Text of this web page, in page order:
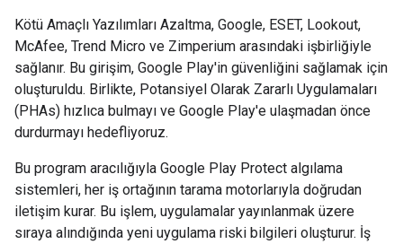
Kötü Amaçlı Yazılımları Azaltma, Google, ESET, Lookout,
McAfee, Trend Micro ve Zimperium arasındaki işbirliğiyle
sağlanır. Bu girişim, Google Play'in güvenliğini sağlamak için
oluşturuldu. Birlikte, Potansiyel Olarak Zararlı Uygulamaları
(PHAs) hızlıca bulmayı ve Google Play'e ulaşmadan önce
durdurmayı hedefliyoruz.
Bu program aracılığıyla Google Play Protect algılama
sistemleri, her iş ortağının tarama motorlarıyla doğrudan
iletişim kurar. Bu işlem, uygulamalar yayınlanmak üzere
sıraya alındığında yeni uygulama riski bilgileri oluşturur. İş